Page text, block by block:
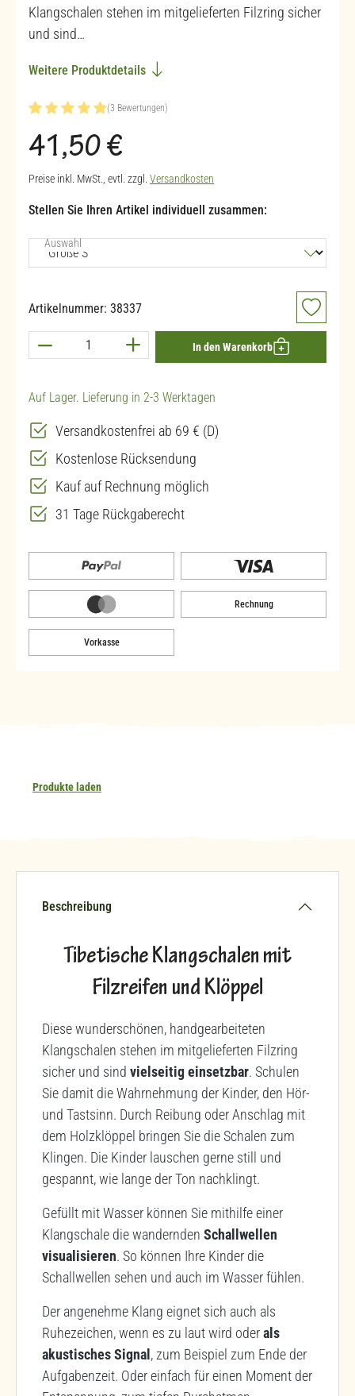
Klangschalen stehen im mitgelieferten Filzring sicher
und sind…
Weitere Produktdetails
(3 Bewertungen)
Regulärer Preis:
41,50 €
Preise inkl. MwSt., evtl. zzgl. Versandkosten
Stellen Sie Ihren Artikel individuell zusammen:
Auswahlauswählen
Artikelnummer: 38337
Produkt Anzahl: Gib den gewünschten Wert
In den Warenkorb
Auf Lager. Lieferung in 2-3 Werktagen
Versandkostenfrei ab 69 € (D)
Kostenlose Rücksendung
Kauf auf Rechnung möglich
31 Tage Rückgaberecht
Rechnung
Vorkasse
Produkte laden
Beschreibung
Tibetische Klangschalen mit
Filzreifen und Klöppel
Diese wunderschönen, handgearbeiteten
Klangschalen stehen im mitgelieferten Filzring
sicher und sind vielseitig einsetzbar. Schulen
Sie damit die Wahrnehmung der Kinder, den Hör-
und Tastsinn. Durch Reibung oder Anschlag mit
dem Holzklöppel bringen Sie die Schalen zum
Klingen. Die Kinder lauschen gerne still und
gespannt, wie lange der Ton nachklingt.
Gefüllt mit Wasser können Sie mithilfe einer
Klangschale die wandernden Schallwellen
visualisieren. So können Ihre Kinder die
Schallwellen sehen und auch im Wasser fühlen.
Der angenehme Klang eignet sich auch als
Ruhezeichen, wenn es zu laut wird oderals
akustisches Signal, zum Beispiel zum Ende der
Aufgabenzeit. Oder einfach für einen Moment der